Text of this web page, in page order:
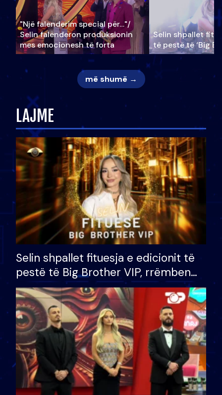
"Një falenderim special për…"/
Selin falënderon produksionin
mes emocionesh të forta
Selin shpallet
të pestë të ‘Big
më shumë →
LAJME
Selin shpallet fituesja e edicionit të
pestë të Big Brother VIP, rrëmben
çmimin e madh prej 100 mijë eurosh